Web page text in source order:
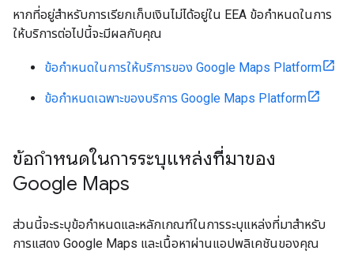
หากที่อยู่สำหรับการเรียกเก็บเงินไม่ได้อยู่ใน EEA ข้อกำหนดในการ
ให้บริการต่อไปนี้จะมีผลกับคุณ
ข้อกำหนดในการให้บริการของ Google Maps Platform
ข้อกำหนดเฉพาะของบริการ Google Maps Platform
ข้อกำหนดในการระบุแหล่งที่มาของ
Google Maps
ส่วนนี้จะระบุข้อกำหนดและหลักเกณฑ์ในการระบุแหล่งที่มาสำหรับ
การแสดง Google Maps และเนื้อหาผ่านแอปพลิเคชันของคุณ